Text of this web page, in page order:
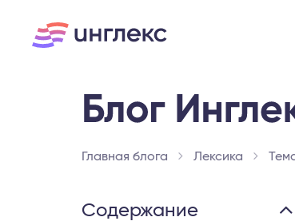
Главная блога Лексика
Содержание